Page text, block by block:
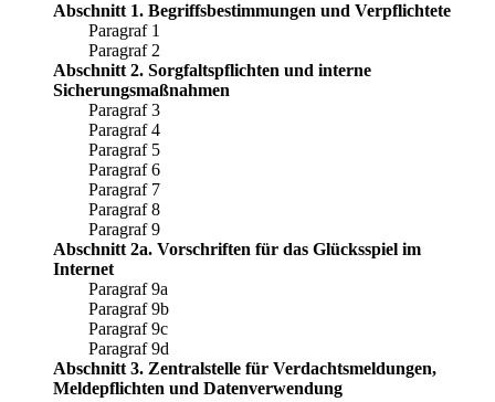
Abschnitt 1. Begriffsbestimmungen und Verpflichtete
Paragraf 1
Paragraf 2
Abschnitt 2. Sorgfaltspflichten und interne
Sicherungsmaßnahmen
Paragraf 3
Paragraf 4
Paragraf 5
Paragraf 6
Paragraf 7
Paragraf 8
Paragraf 9
Abschnitt 2a. Vorschriften für das Glücksspiel im
Internet
Paragraf 9a
Paragraf 9b
Paragraf 9c
Paragraf 9d
Abschnitt 3. Zentralstelle für Verdachtsmeldungen,
Meldepflichten und Datenverwendung